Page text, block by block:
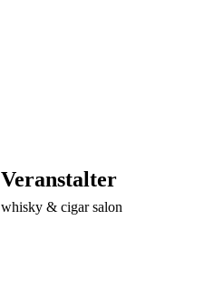
Veranstalter
whisky & cigar salon